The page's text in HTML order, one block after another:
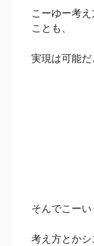
こーゆー考
ことも、
実現は可能だ
そんでこーい
考え方とか